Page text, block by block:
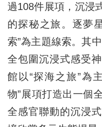
過108件展項，沉浸
的探秘之旅。逐夢
索”為主題線索。其
全包圍沉浸式感受
館以“探海之旅”為
物”展項打造出一個
全感官聯動的沉浸